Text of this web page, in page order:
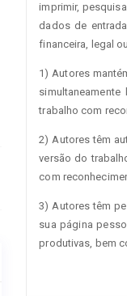
imprimir,
dados de
financeira, legal
1) Autores
trabalho com
2) Autores têm
versão do
com
3) Autores têm
sua página
produtivas, bem